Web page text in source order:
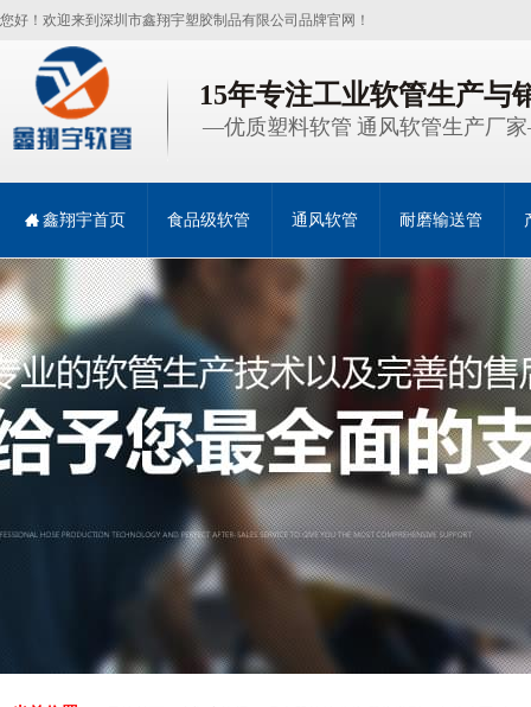
您好！欢迎来到深圳市鑫翔宇塑胶制品有限公司品牌官网！
15年专注工业软管生产与
—优质塑料软管 通风软管生产厂
鑫翔宇首页 食品级软管 通风软管 耐磨输送管